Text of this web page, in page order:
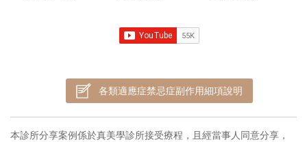
各類適應症禁忌症副作用細項說明
本診所分享案例係於真美學診所接受療程，且經當事人同意分享，